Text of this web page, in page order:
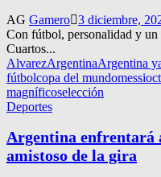
AG Gamero 3 diciembre,
Con fútbol, personalidad y
Cuartos...
AlvarezArgentinaArgentina
fútbolcopa del mundomessi
magníficoselección
Deportes
Argentina enfrentará
amistoso de la gira